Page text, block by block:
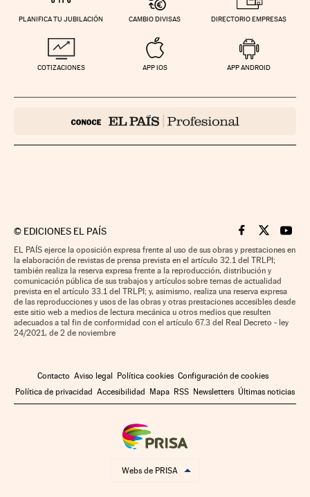
PLANIFICA TU JUBILACIÓN CAMBIO DIVISAS DIRECTORIO EMPRESAS
COTIZACIONES APP IOS APP ANDROID
© EDICIONES EL PAÍS Cinco Días en
Cinco Días
Cinco
EL PAÍS ejerce la oposición expresa frente al uso de sus obras y prestaciones en
la elaboración de revistas de prensa prevista en el artículo 32.1 del TRLPI;
también realiza la reserva expresa frente a la reproducción, distribución y
comunicación pública de sus trabajos y artículos sobre temas de actualidad
prevista en el artículo 33.1 del TRLPI; y, asimismo, realiza una reserva expresa
de las reproducciones y usos de las obras y otras prestaciones accesibles desde
este sitio web a medios de lectura mecánica u otros medios que resulten
adecuados a tal fin de conformidad con el artículo 67.3 del Real Decreto - ley
24/2021, de 2 de noviembre
Contacto Aviso legal Política cookies Configuración de cookies
Política de privacidad Accesibilidad Mapa RSS Newsletters Últimas noticias
Webs de PRISA